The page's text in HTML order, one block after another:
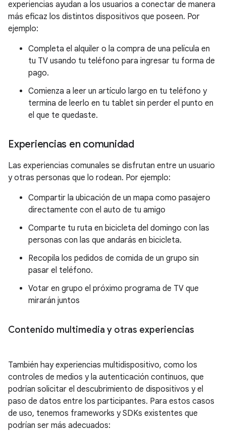
experiencias ayudan a los usuarios a conectar de manera
más eficaz los distintos dispositivos que poseen. Por
ejemplo:
Completa el alquiler o la compra de una película en
tu TV usando tu teléfono para ingresar tu forma de
pago.
Comienza a leer un artículo largo en tu teléfono y
termina de leerlo en tu tablet sin perder el punto en
el que te quedaste.
Experiencias en comunidad
Las experiencias comunales se disfrutan entre un usuario
y otras personas que lo rodean. Por ejemplo:
Compartir la ubicación de un mapa como pasajero
directamente con el auto de tu amigo
Comparte tu ruta en bicicleta del domingo con las
personas con las que andarás en bicicleta.
Recopila los pedidos de comida de un grupo sin
pasar el teléfono.
Votar en grupo el próximo programa de TV que
mirarán juntos
Contenido multimedia y otras experiencias
También hay experiencias multidispositivo, como los
controles de medios y la autenticación continuos, que
podrían solicitar el descubrimiento de dispositivos y el
paso de datos entre los participantes. Para estos casos
de uso, tenemos frameworks y SDKs existentes que
podrían ser más adecuados: